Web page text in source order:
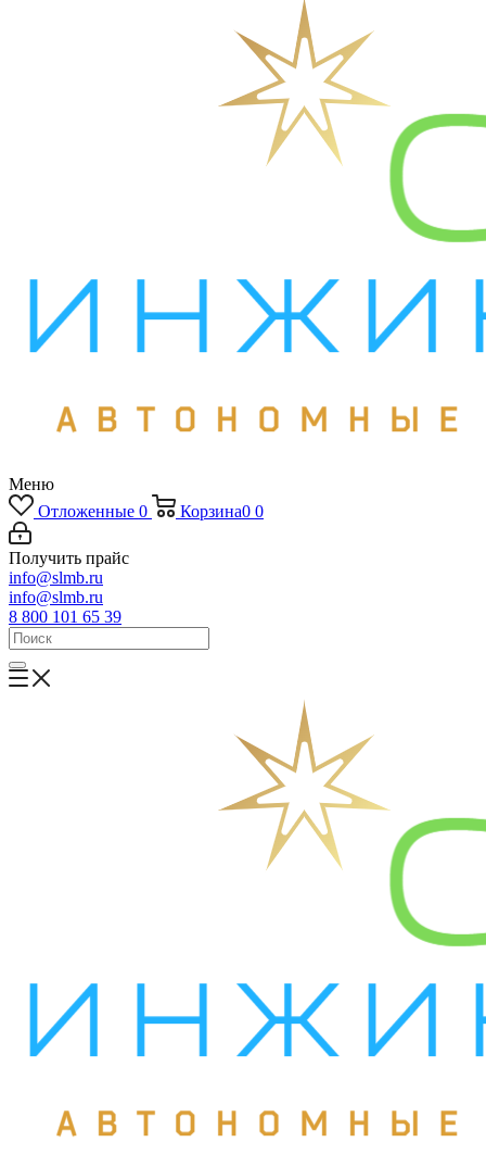
Меню
Отложенные 0 Корзина0 0
Получить прайс
info@slmb.ru
info@slmb.ru
8 800 101 65 39